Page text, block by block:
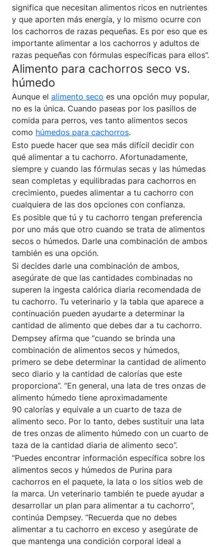
significa que necesitan alimentos ricos en nutrientes
y que aporten más energía, y lo mismo ocurre con
los cachorros de razas pequeñas. Es por eso que es
importante alimentar a los cachorros y adultos de
razas pequeñas con fórmulas específicas para ellos”.
Alimento para cachorros seco vs.
húmedo
Aunque el alimento seco es una opción muy popular,
no es la única. Cuando paseas por los pasillos de
comida para perros, ves tanto alimentos secos
como húmedos para cachorros.
Esto puede hacer que sea más difícil decidir con
qué alimentar a tu cachorro. Afortunadamente,
siempre y cuando las fórmulas secas y las húmedas
sean completas y equilibradas para cachorros en
crecimiento, puedes alimentar a tu cachorro con
cualquiera de las dos opciones con confianza.
Es posible que tú y tu cachorro tengan preferencia
por uno más que otro cuando se trata de alimentos
secos o húmedos. Darle una combinación de ambos
también es una opción.
Si decides darle una combinación de ambos,
asegúrate de que las cantidades combinadas no
superen la ingesta calórica diaria recomendada de
tu cachorro. Tu veterinario y la tabla que aparece a
continuación pueden ayudarte a determinar la
cantidad de alimento que debes dar a tu cachorro.
Dempsey afirma que “cuando se brinda una
combinación de alimentos secos y húmedos,
primero se debe determinar la cantidad de alimento
seco diario y la cantidad de calorías que este
proporciona”. “En general, una lata de tres onzas de
alimento húmedo tiene aproximadamente
90 calorías y equivale a un cuarto de taza de
alimento seco. Por lo tanto, debes sustituir una lata
de tres onzas de alimento húmedo con un cuarto de
taza de la cantidad diaria de alimento seco”.
“Puedes encontrar información específica sobre los
alimentos secos y húmedos de Purina para
cachorros en el paquete, la lata o los sitios web de
la marca. Un veterinario también te puede ayudar a
desarrollar un plan para alimentar a tu cachorro”,
continúa Dempsey. “Recuerda que no debes
alimentar a tu cachorro en exceso y asegúrate de
que mantenga una condición corporal ideal a